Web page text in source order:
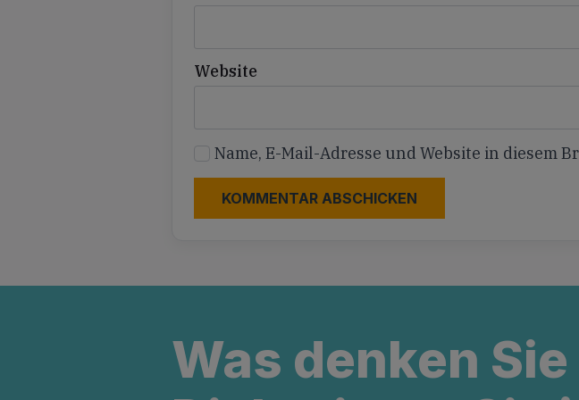
Website
Name, E-Mail-Adresse und Website in diesem
Was denken